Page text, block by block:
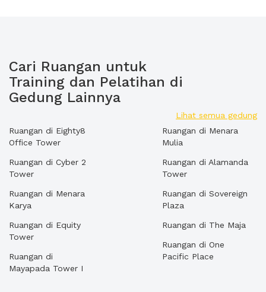
Cari Ruangan untuk
Training dan Pelatihan di
Gedung Lainnya
Lihat semua gedung
Ruangan di Eighty8
Office Tower
Ruangan di Cyber 2
Tower
Ruangan di Menara
Karya
Ruangan di Equity
Tower
Ruangan di
Mayapada Tower I
Ruangan di Menara
Mulia
Ruangan di Alamanda
Tower
Ruangan di Sovereign
Plaza
Ruangan di The Maja
Ruangan di One
Pacific Place